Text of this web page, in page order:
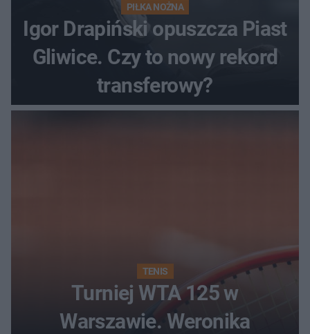
PIŁKA NOŻNA
Igor Drapiński opuszcza Piast
Gliwice. Czy to nowy rekord
transferowy?
TENIS
Turniej WTA 125 w
Warszawie. Weronika